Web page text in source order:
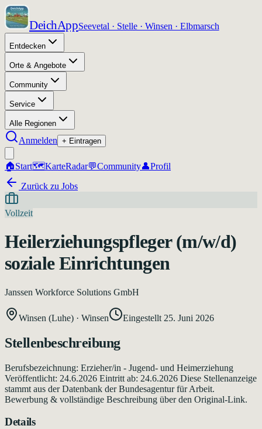
DeichAppSeevetal · Stelle · Winsen · Elbmarsch
Entdecken
Orte & Angebote
Community
Service
Alle Regionen
Anmelden + Eintragen
🏠Start🗺️KarteRadar💬Community👤Profil
Zurück zu Jobs
Vollzeit
Heilerziehungspfleger (m/w/d)
soziale Einrichtungen
Janssen Workforce Solutions GmbH
Winsen (Luhe) · Winsen Eingestellt 25. Juni 2026
Stellenbeschreibung
Berufsbezeichnung: Erzieher/in - Jugend- und Heimerziehung
Veröffentlicht: 24.6.2026 Eintritt ab: 24.6.2026 Diese Stellenanzeige
stammt aus der Datenbank der Bundesagentur für Arbeit.
Bewerbung & vollständige Beschreibung über den Original-Link.
Details